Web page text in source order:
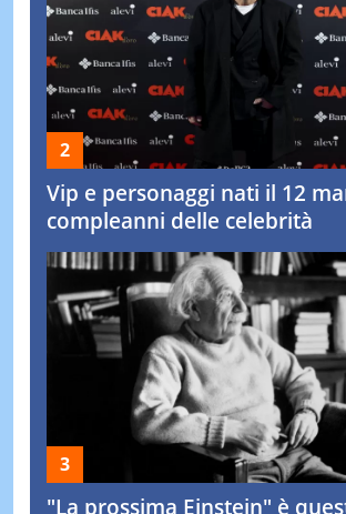
Vip e personaggi nati il 12
compleanni delle celebrità
"La prossima Einstein" è